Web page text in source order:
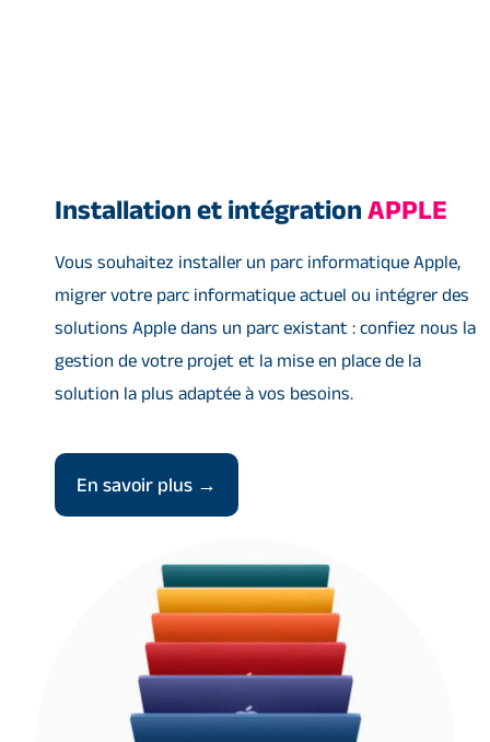
Installation et intégration APPLE
Vous souhaitez installer un parc informatique Apple,
migrer votre parc informatique actuel ou intégrer des
solutions Apple dans un parc existant : confiez nous la
gestion de votre projet et la mise en place de la
solution la plus adaptée à vos besoins.
En savoir plus →